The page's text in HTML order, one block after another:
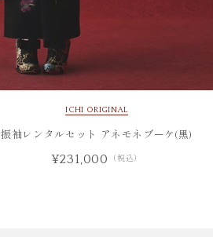
ICHI ORIGINAL
振袖レンタルセット アネモネブーケ(黒)
¥231,000 （税込）